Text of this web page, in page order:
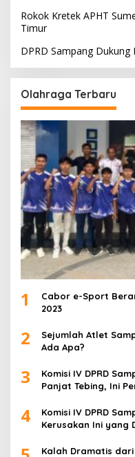
Rokok Kretek APHT
Timur
DPRD Sampang
Olahraga Terbaru
1
Cabor e-Sport
2023
2
Sejumlah Atlet
Ada Apa?
3
Komisi IV DPRD
Panjat Tebing, Ini
4
Komisi IV DPRD
Kerusakan Ini yang
Kalah Dramatis